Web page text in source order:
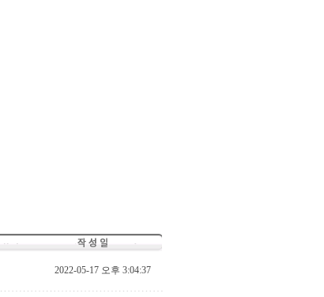
2022-05-17 오후 3:04:37